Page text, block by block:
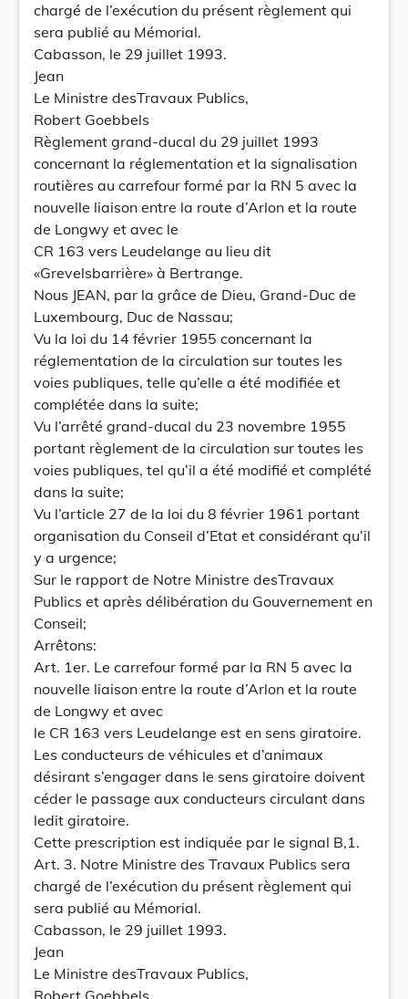
chargé de l’exécution du présent règlement qui
sera publié au Mémorial.
Cabasson, le 29 juillet 1993.
Jean
Le Ministre desTravaux Publics,
Robert Goebbels
Règlement grand-ducal du 29 juillet 1993
concernant la réglementation et la signalisation
routières au carrefour formé par la RN 5 avec la
nouvelle liaison entre la route d’Arlon et la route
de Longwy et avec le
CR 163 vers Leudelange au lieu dit
«Grevelsbarrière» à Bertrange.
Nous JEAN, par la grâce de Dieu, Grand-Duc de
Luxembourg, Duc de Nassau;
Vu la loi du 14 février 1955 concernant la
réglementation de la circulation sur toutes les
voies publiques, telle qu’elle a été modifiée et
complétée dans la suite;
Vu l’arrêté grand-ducal du 23 novembre 1955
portant règlement de la circulation sur toutes les
voies publiques, tel qu’il a été modifié et complété
dans la suite;
Vu l’article 27 de la loi du 8 février 1961 portant
organisation du Conseil d’Etat et considérant qu’il
y a urgence;
Sur le rapport de Notre Ministre desTravaux
Publics et après délibération du Gouvernement en
Conseil;
Arrêtons:
Art. 1er. Le carrefour formé par la RN 5 avec la
nouvelle liaison entre la route d’Arlon et la route
de Longwy et avec
le CR 163 vers Leudelange est en sens giratoire.
Les conducteurs de véhicules et d’animaux
désirant s’engager dans le sens giratoire doivent
céder le passage aux conducteurs circulant dans
ledit giratoire.
Cette prescription est indiquée par le signal B,1.
Art. 3. Notre Ministre des Travaux Publics sera
chargé de l’exécution du présent règlement qui
sera publié au Mémorial.
Cabasson, le 29 juillet 1993.
Jean
Le Ministre desTravaux Publics,
Robert Goebbels